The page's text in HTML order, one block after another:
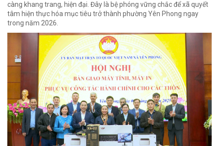
càng khang trang, hiện đại. Đây là bệ phóng vững chắc để xã quyết
tâm hiện thực hóa mục tiêu trở thành phường Yên Phong ngay
trong năm 2026.